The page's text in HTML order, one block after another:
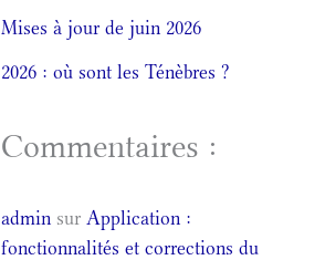
Mises à jour de juin 2026
2026 : où sont les Ténèbres ?
Commentaires :
admin surApplication :
fonctionnalités et corrections du